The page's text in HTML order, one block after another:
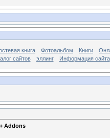
книга Фотоальбом Книги
сайтов эллинг Информация сайта
Addons